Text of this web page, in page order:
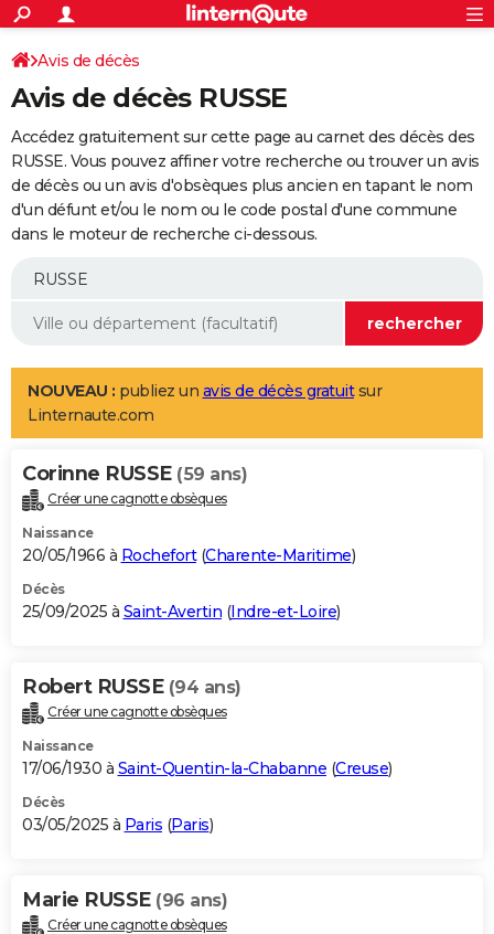
ACTUALITÉS
Politique
Société
Faits Divers
Education
Monde
Villes
+
SPORT
Coupe du monde 2026
Football
Tennis
Cyclisme
Rugby
Forum
Programme TV
TNT
Streaming
Cinéma
Sorties cinéma
Musique
+
FINANCE
Retraite
Impôts
Epargne
Immobilier
Risques naturels par ville
Banque
Assurance
Crédit
AUTO
Essais
Réserver un essai
Citadines
Berlines
SUV
Forum auto
+
Mobiles
Meilleur smartphone
Internet
Ordinateurs
Jeux vidéo
Guide high-tech
Aménagement intérieur
LIFESTYLE
Art de vivre
Bien-être
Loisirs
Mode
Modes de vie
Alimentation
Guide de la santé
Maladies
Médicaments
Sommeil
VOYAGE
Destinations
City break
Voyage nature
Voyage de noces
Forum
Climat
+PHOTO
GUIDES D'ACHAT
BONS PLANS
Carte de Noël
Carte Bonne année
Carte Saint-Valentin
Carte Pâques
Carte d'anniversaire
DICTIONNAIRE
Dictionnaire
Biographies
Citations
Expressions
Proverbes
PROGRAMME TV
S'inscrire
Se connecter
Lycées
Collèges
Primaires
Universités
Entreprises
Service militaire
Avis de recherche
AVIS DE DÉCÈS
Bricolage
Lifestyle
Culture
Sport
Auto
Television
Voyage
Cinema
Avis de décès
Avis de décès RUSSE
Accédez gratuitement sur cette page au carnet des décès des
RUSSE. Vous pouvez affiner votre recherche ou trouver un avis
de décès ou un avis d'obsèques plus ancien en tapant le nom
d'un défunt et/ou le nom ou le code postal d'une commune
dans le moteur de recherche ci-dessous.
NOUVEAU : publiez un avis de décès gratuitsur
Linternaute.com
Corinne RUSSE (59 ans)
Créer une cagnotte obsèques
Naissance
20/05/1966 à Rochefort(Charente-Maritime)
Décès
25/09/2025 à Saint-Avertin (Indre-et-Loire)
Robert RUSSE (94 ans)
Créer une cagnotte obsèques
Naissance
17/06/1930 à Saint-Quentin-la-Chabanne (Creuse)
Décès
03/05/2025 à Paris (Paris)
Marie RUSSE (96 ans)
Créer une cagnotte obsèques